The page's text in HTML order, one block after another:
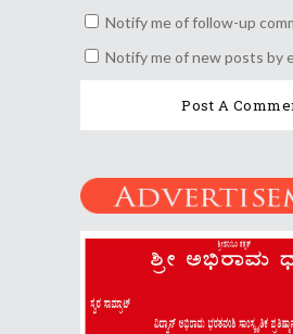
Notify me of follow-up
Notify me of new posts by